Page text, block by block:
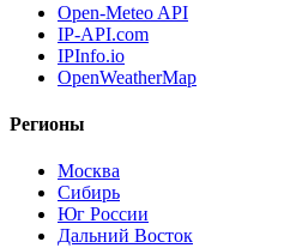
Open-Meteo API
IP-API.com
IPInfo.io
OpenWeatherMap
Регионы
Москва
Сибирь
Юг России
Дальний Восток